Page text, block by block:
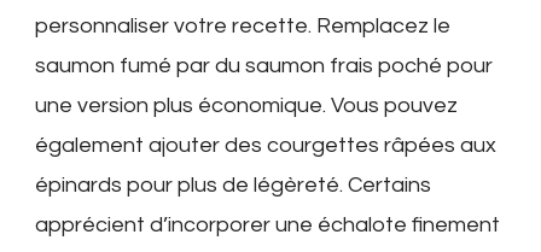
personnaliser votre recette. Remplacez le
saumon fumé par du saumon frais poché pour
une version plus économique. Vous pouvez
également ajouter des courgettes râpées aux
épinards pour plus de légèreté. Certains
apprécient d’incorporer une échalote finement